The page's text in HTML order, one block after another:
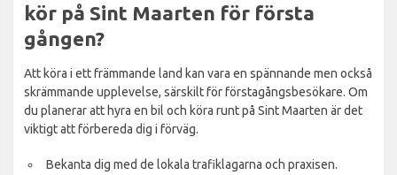
kör på Sint Maarten för första
gången?
Att köra i ett främmande land kan vara en spännande men också
skrämmande upplevelse, särskilt för förstagångsbesökare. Om
du planerar att hyra en bil och köra runt på Sint Maarten är det
viktigt att förbereda dig i förväg.
Bekanta dig med de lokala trafiklagarna och praxisen.